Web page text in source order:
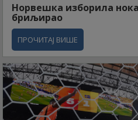
Норвешка изборила
бриљирао
ПРОЧИТАЈ ВИШЕ